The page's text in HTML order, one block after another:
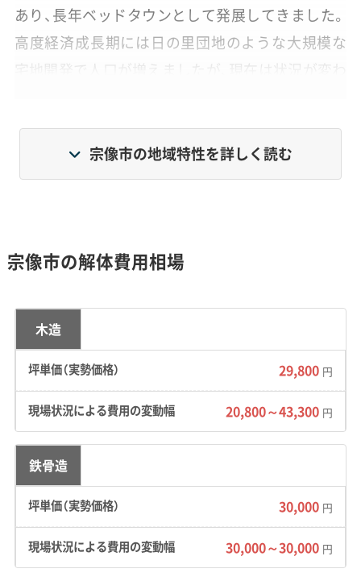
あり、長年ベッドタウンとして発展してきました。
高度経済成長期には日の里団地のような大規模な
宅地開発で人口が増えましたが、現在は状況が変わ
初期に開発されたニュータウンでは住民の高齢化
が進み、まち全体がこれまでの「拡大」路線から、今
の需要が高まっています。
地形・道路事情と解体費用の傾向
中山間部の狭い道や離島といった特殊な地理
的条件が混在し、場所によっては重機が使えず
解体費用が高くなる傾向があります。
地形の特徴：市内には、高齢化が進む中山間部や
昔ながらの集落（吉武地区など）、昭和に開発さ
宗像市の地域特性を詳しく読む
宗像市の解体費用相場
木造
29,800 円
20,800～43,300 円
鉄骨造
30,000 円
30,000～30,000 円